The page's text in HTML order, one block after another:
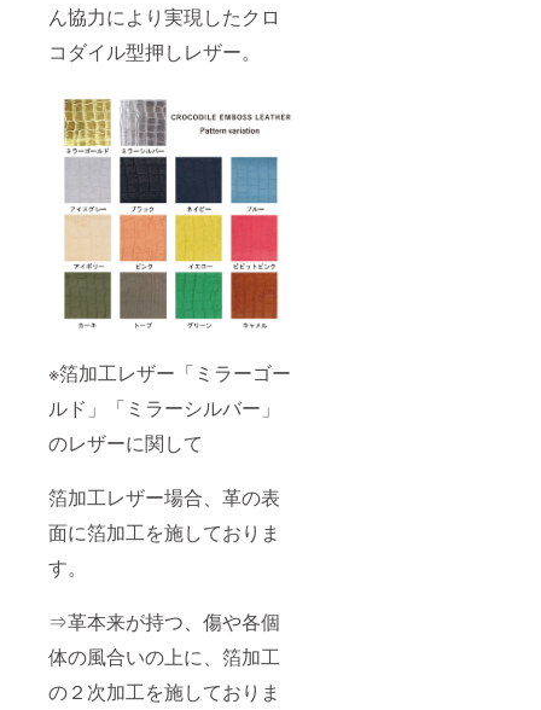
ん協力により実現したクロ
コダイル型押しレザー。
※箔加工レザー「ミラーゴー
ルド」「ミラーシルバー」
のレザーに関して
箔加工レザー場合、革の表
面に箔加工を施しておりま
す。
⇒革本来が持つ、傷や各個
体の風合いの上に、箔加工
の２次加工を施しておりま